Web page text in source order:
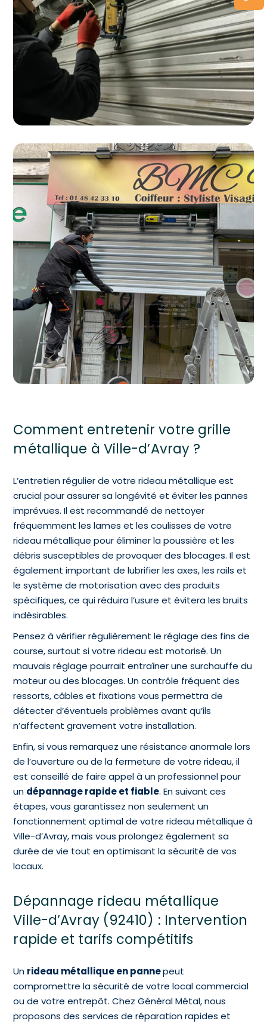
Comment entretenir votre grille
métallique à Ville-d’Avray ?
L’entretien régulier de votre rideau métallique est
crucial pour assurer sa longévité et éviter les pannes
imprévues. Il est recommandé de nettoyer
fréquemment les lames et les coulisses de votre
rideau métallique pour éliminer la poussière et les
débris susceptibles de provoquer des blocages. Il est
également important de lubrifier les axes, les rails et
le système de motorisation avec des produits
spécifiques, ce qui réduira l’usure et évitera les bruits
indésirables.
Pensez à vérifier régulièrement le réglage des fins de
course, surtout si votre rideau est motorisé. Un
mauvais réglage pourrait entraîner une surchauffe du
moteur ou des blocages. Un contrôle fréquent des
ressorts, câbles et fixations vous permettra de
détecter d’éventuels problèmes avant qu’ils
n’affectent gravement votre installation.
Enfin, si vous remarquez une résistance anormale lors
de l’ouverture ou de la fermeture de votre rideau, il
est conseillé de faire appel à un professionnel pour
un dépannage rapide et fiable. En suivant ces
étapes, vous garantissez non seulement un
fonctionnement optimal de votre rideau métallique à
Ville-d’Avray, mais vous prolongez également sa
durée de vie tout en optimisant la sécurité de vos
locaux.
Dépannage rideau métallique
Ville-d’Avray (92410) : Intervention
rapide et tarifs compétitifs
Un rideau métallique en pannepeut
compromettre la sécurité de votre local commercial
ou de votre entrepôt. Chez Général Métal, nous
proposons des services de réparation rapides et